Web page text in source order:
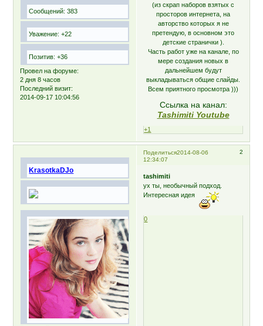
Сообщений: 383
Уважение: +22
Позитив: +36
Провел на форуме:
2 дня 8 часов
Последний визит:
2014-09-17 10:04:56
(из скрап наборов взятых с
просторов интернета, на
авторство которых я не
претендую, в основном это
детские странички ).
Часть работ уже на канале, по
мере создания новых в
дальнейшем будут
выкладываться общие слайды.
Всем приятного просмотра )))
Ссылка на канал:
Tashimiti Youtube
+1
Поделиться 2
2014-08-06
12:34:07
KrasotkaDJo
tashimiti
ух ты, необычный подход.
Интересная идея
0